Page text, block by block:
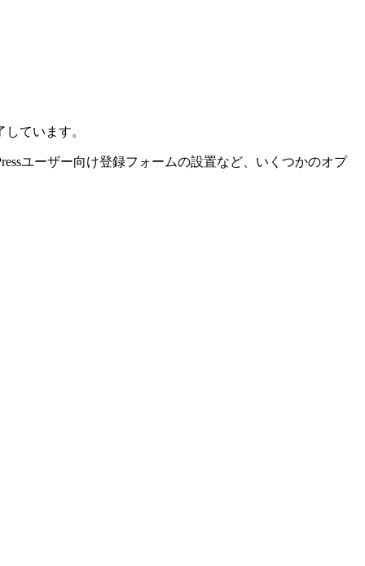
ています。
ユーザー向け登録フォームの設置など、いくつかのオプ